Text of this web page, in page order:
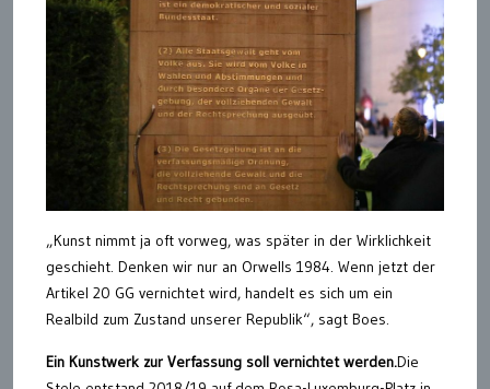
„Kunst nimmt ja oft vorweg, was später in der Wirklichkeit
geschieht. Denken wir nur an Orwells 1984. Wenn jetzt der
Artikel 20 GG vernichtet wird, handelt es sich um ein
Realbild zum Zustand unserer Republik“, sagt Boes.
Ein Kunstwerk zur Verfassung soll vernichtet werden.Die